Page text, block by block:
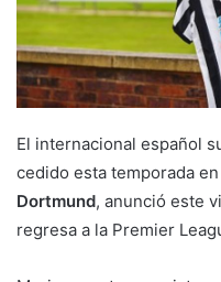
El internacional español
cedido esta temporada
Dortmund, anunció este
regresa a la Premier